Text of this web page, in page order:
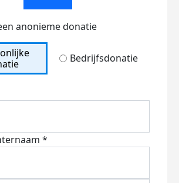
anonieme donatie
Bedrijfsdonatie
*